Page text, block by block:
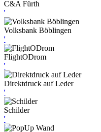
C&A Fürth
'
Volksbank Böblingen
'
FlightODrom
'
Direktdruck auf Leder
'
Schilder
'